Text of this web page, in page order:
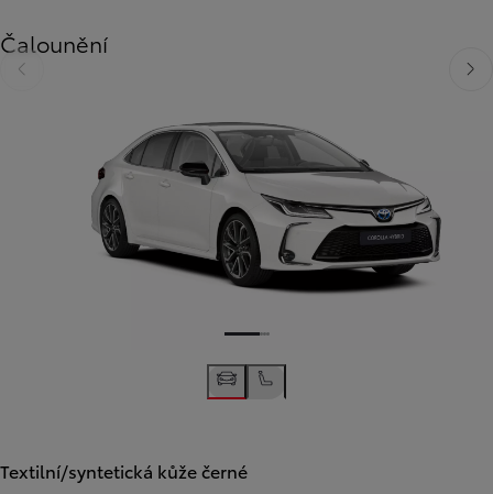
Čalounění
Předchozí Další
Textilní/syntetická kůže černé